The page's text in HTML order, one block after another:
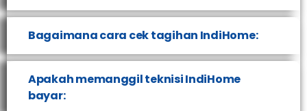
Bagaimana cara cek tagihan IndiHome:
Apakah memanggil teknisi IndiHome
bayar: